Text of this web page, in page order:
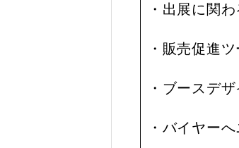
・出展に関
・販売促進
・ブースデ
・バイヤー